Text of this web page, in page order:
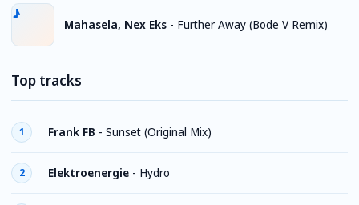
Mahasela, Nex Eks - Further Away (Bode V Remix)
Top tracks
1 Frank FB - Sunset (Original Mix)
2 Elektroenergie - Hydro